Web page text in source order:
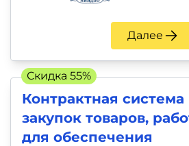
Далее
Контрактная
закупок товаров,
для обеспечения
Скидка 55%